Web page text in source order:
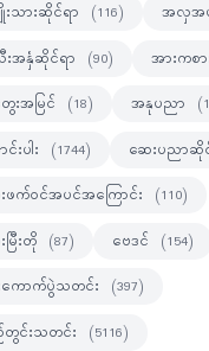
းသားဆိုင်ရာ (116) အလှအ
အနှံဆိုင်ရာ (90) အားကစာ
းအမြင် (18) အနုပညာ
းပါး (1744) ဆေးပညာဆို
ဖက်ဝင်အပင်အကြောင်း (110)
ြီးတို (87) ဗေဒင် (154)
ကောက်ပွဲသတင်း (397)
တွင်းသတင်း (5116)